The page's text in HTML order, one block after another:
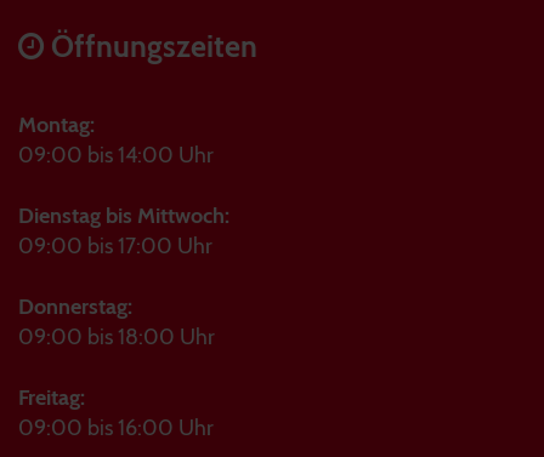
Öffnungszeiten
Montag:
09:00 bis 14:00 Uhr
Dienstag bis Mittwoch:
09:00 bis 17:00 Uhr
Donnerstag:
09:00 bis 18:00 Uhr
Freitag:
09:00 bis 16:00 Uhr